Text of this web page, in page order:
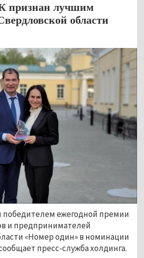
лучшим
области
победителем ежегодной премии
и предпринимателей
«Номер один» в номинации
пресс-служба холдинга.